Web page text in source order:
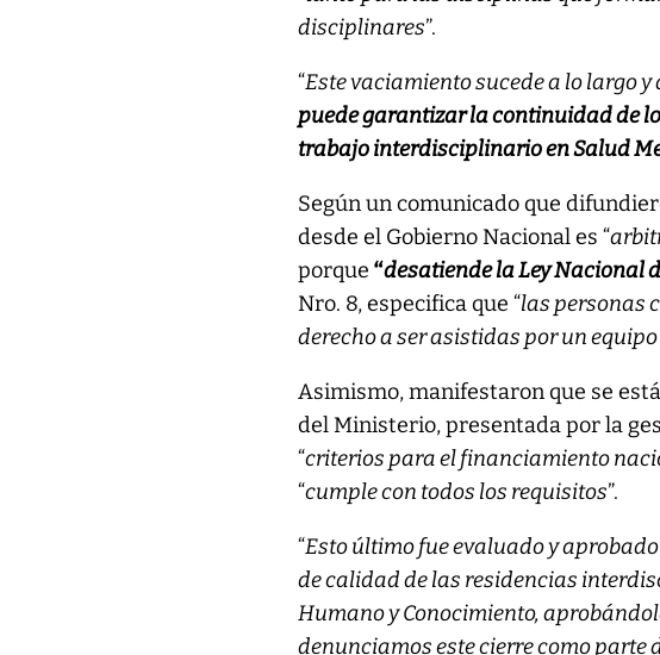
disciplinares”.
“Este vaciamiento sucede a lo largo
puede garantizar la continuidad de
trabajo interdisciplinario en Salud
Según un comunicado que
desde el Gobierno Nacional es “
porque“desatiende la Ley Nacional
Nro. 8, especifica que “las personas
derecho a ser asistidas por un
Asimismo, manifestaron que se
del Ministerio, presentada por la
“criterios para el financiamiento
“cumple con todos los requisitos”.
“Esto último fue evaluado y
de calidad de las residencias
Humano y Conocimiento,
denunciamos este cierre como